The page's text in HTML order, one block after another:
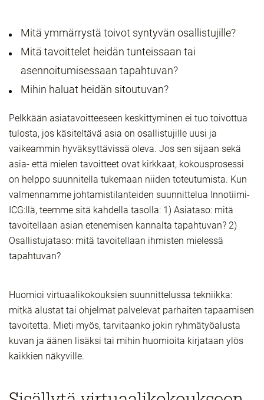
Mitä ymmärrystä toivot syntyvän osallistujille?
Mitä tavoittelet heidän tunteissaan tai
asennoitumisessaan tapahtuvan?
Mihin haluat heidän sitoutuvan?
Pelkkään asiatavoitteeseen keskittyminen ei tuo toivottua
tulosta, jos käsiteltävä asia on osallistujille uusi ja
vaikeammin hyväksyttävissä oleva. Jos sen sijaan sekä
asia- että mielen tavoitteet ovat kirkkaat, kokousprosessi
on helppo suunnitella tukemaan niiden toteutumista. Kun
valmennamme johtamistilanteiden suunnittelua Innotiimi-
ICG:llä, teemme sitä kahdella tasolla: 1) Asiataso: mitä
tavoitellaan asian etenemisen kannalta tapahtuvan? 2)
Osallistujataso: mitä tavoitellaan ihmisten mielessä
tapahtuvan?
Huomioi virtuaalikokouksien suunnittelussa tekniikka:
mitkä alustat tai ohjelmat palvelevat parhaiten tapaamisen
tavoitetta. Mieti myös, tarvitaanko jokin ryhmätyöalusta
kuvan ja äänen lisäksi tai mihin huomioita kirjataan ylös
kaikkien näkyville.